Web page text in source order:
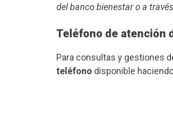
del banco bienestar o a
Teléfono de atención
Para consultas y gestiones
teléfono disponible